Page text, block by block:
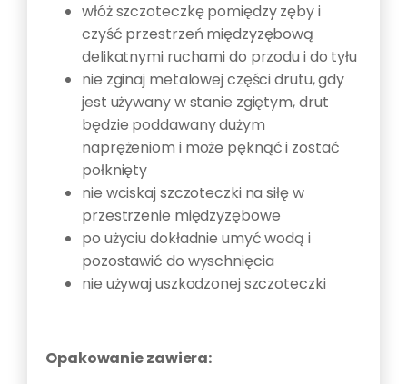
włóż szczoteczkę pomiędzy zęby i
czyść przestrzeń międzyzębową
delikatnymi ruchami do przodu i do tyłu
nie zginaj metalowej części drutu, gdy
jest używany w stanie zgiętym, drut
będzie poddawany dużym
naprężeniom i może pęknąć i zostać
połknięty
nie wciskaj szczoteczki na siłę w
przestrzenie międzyzębowe
po użyciu dokładnie umyć wodą i
pozostawić do wyschnięcia
nie używaj uszkodzonej szczoteczki
Opakowanie zawiera: